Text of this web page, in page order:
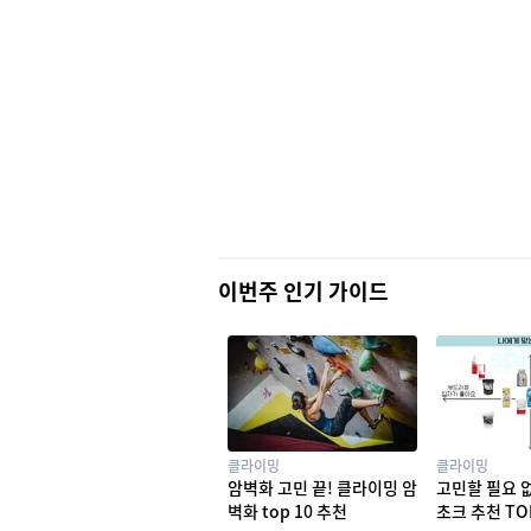
이번주 인기 가이드
클라이밍
암벽화 고민 끝! 클라이밍 암
벽화 top 10 추천
클라이밍
고민할 필요
초크 추천